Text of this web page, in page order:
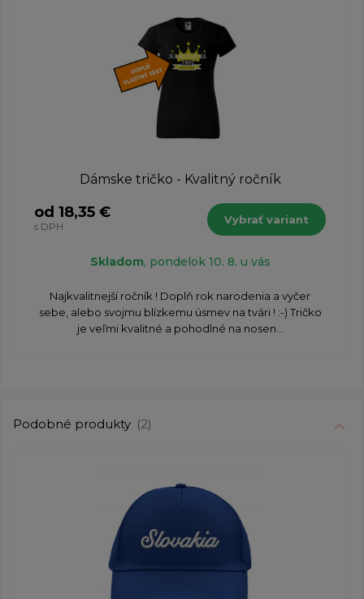
Dámske tričko - Kvalitný ročník
od 18,35 €
s DPH
Vybrať variant
Skladom, pondelok 10. 8. u vás
Najkvalitnejší ročník ! Doplň rok narodenia a vyčer
sebe, alebo svojmu blízkemu úsmev na tvári ! :-) Tričko
je veľmi kvalitné a pohodlné na nosen...
Podobné produkty (2)